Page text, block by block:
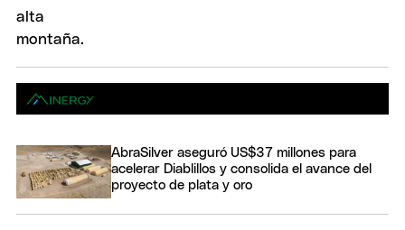
AbraSilver aseguró US$37 millones para
acelerar Diablillos y consolida el avance del
proyecto de plata y oro